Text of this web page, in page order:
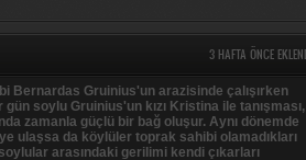
3 HAFTA ÖNCE
Bernardas Gruinius'un arazisinde çalışırken
soylu Gruinius'un kızı Kristina ile tanışması,
zamanla güçlü bir bağ oluşur. Aynı dönemde
ulaşsa da köylüler toprak sahibi olamadıkları
arasındaki gerilimi kendi çıkarları